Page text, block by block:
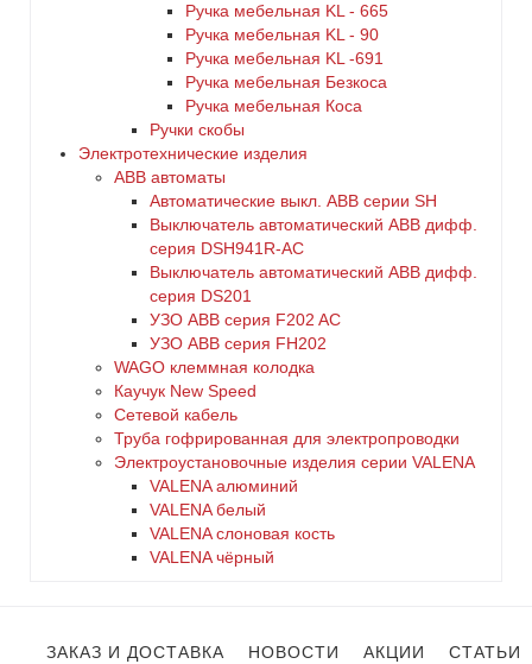
Ручка мебельная KL - 665
Ручка мебельная KL - 90
Ручка мебельная KL -691
Ручка мебельная Безкоса
Ручка мебельная Коса
Ручки скобы
Электротехнические изделия
ABB автоматы
Автоматические выкл. ABB серии SH
Выключатель автоматический ABB дифф.
серия DSH941R-AC
Выключатель автоматический АВВ дифф.
серия DS201
УЗО ABB серия F202 AC
УЗО АВВ серия FH202
WAGO клеммная колодка
Каучук New Speed
Сетевой кабель
Труба гофрированная для электропроводки
Электроустановочные изделия серии VALENA
VALENA алюминий
VALENA белый
VALENA слоновая кость
VALENA чёрный
ЗАКАЗ И ДОСТАВКА НОВОСТИ АКЦИИ СТАТЬИ